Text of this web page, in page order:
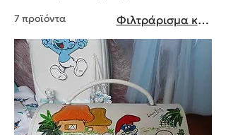
7 προϊόντα Φιλτράρισμα και